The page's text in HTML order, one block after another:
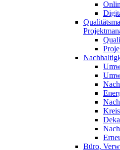
Büro,